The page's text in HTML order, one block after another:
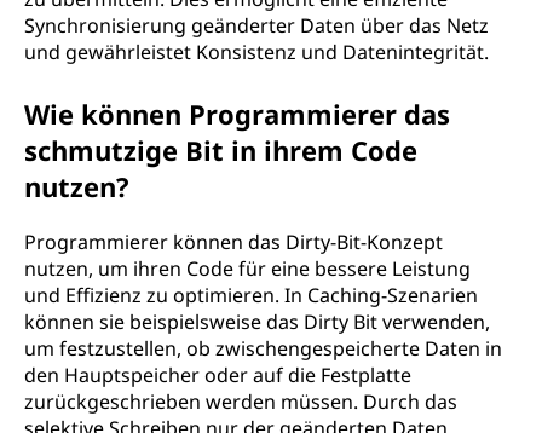
Synchronisierung geänderter Daten über das Netz
und gewährleistet Konsistenz und Datenintegrität.
Wie können Programmierer das
schmutzige Bit in ihrem Code
nutzen?
Programmierer können das Dirty-Bit-Konzept
nutzen, um ihren Code für eine bessere Leistung
und Effizienz zu optimieren. In Caching-Szenarien
können sie beispielsweise das Dirty Bit verwenden,
um festzustellen, ob zwischengespeicherte Daten in
den Hauptspeicher oder auf die Festplatte
zurückgeschrieben werden müssen. Durch das